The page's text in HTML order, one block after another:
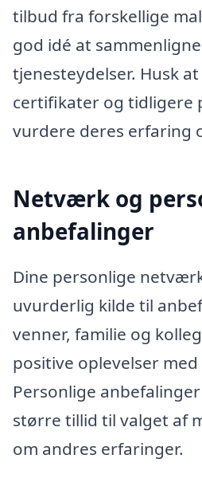
tilbud fra forskellige
god idé at
tjenesteydelser. Husk
certifikater og tidligere
vurdere deres erfaring
Netværk og
anbefalinger
Dine personlige
uvurderlig kilde til
venner, familie og
positive oplevelser
Personlige
større tillid til valget af
om andres erfaringer.